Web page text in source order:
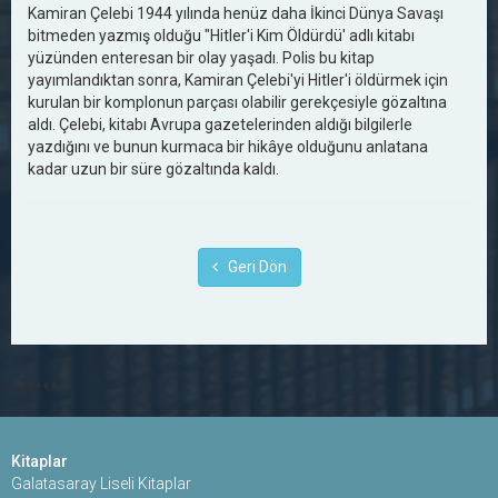
Kamiran Çelebi 1944 yılında henüz daha İkinci Dünya Savaşı
bitmeden yazmış olduğu "Hitler'i Kim Öldürdü' adlı kitabı
yüzünden enteresan bir olay yaşadı. Polis bu kitap
yayımlandıktan sonra, Kamiran Çelebi'yi Hitler'i öldürmek için
kurulan bir komplonun parçası olabilir gerekçesiyle gözaltına
aldı. Çelebi, kitabı Avrupa gazetelerinden aldığı bilgilerle
yazdığını ve bunun kurmaca bir hikâye olduğunu anlatana
kadar uzun bir süre gözaltında kaldı.
Geri Dön
******
Kitaplar
Galatasaray Liseli Kitaplar